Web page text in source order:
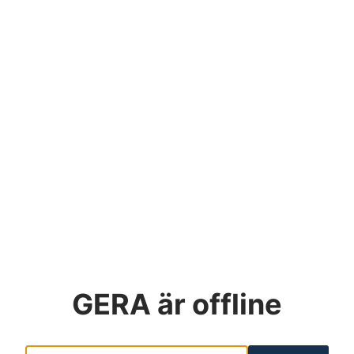
GERA är offline